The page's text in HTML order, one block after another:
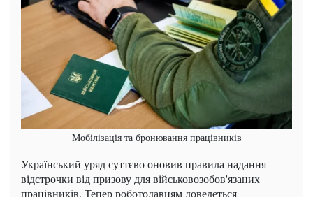
Мобілізація та бронювання працівників
Український уряд суттєво оновив правила надання
відстрочки від призову для військовозобов'язаних
працівників. Тепер роботодавцям доведеться